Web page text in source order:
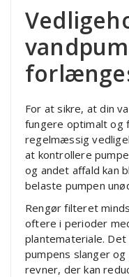
For at sikre, at din
fungere optimalt og
regelmæssig
at kontrollere
og andet affald kan
belaste pumpen
Rengør filteret
oftere i perioder
plantemateriale.
pumpens slanger
revner, der kan